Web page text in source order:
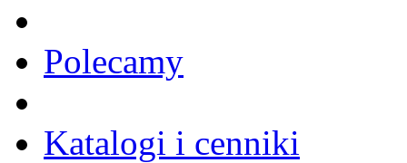
Polecamy
Katalogi i cenniki